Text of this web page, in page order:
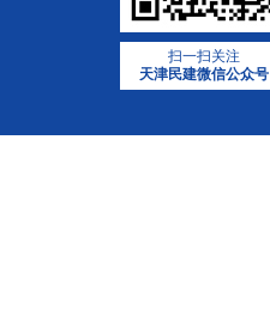
扫一扫关注
天津民建微信公众号